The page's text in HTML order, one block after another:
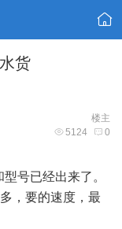
货
楼主
5124 0
号已经出来了。
，要的速度，最